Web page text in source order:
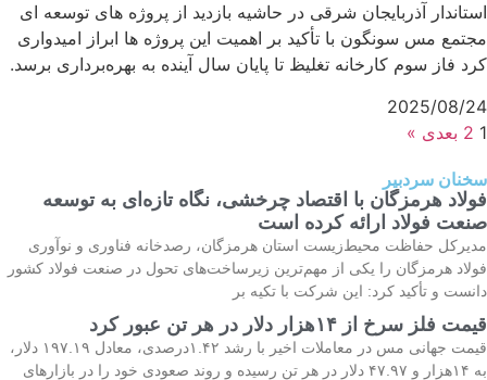
استاندار آذربایجان‌ شرقی در حاشیه بازدید از پروژه های توسعه ای
مجتمع مس سونگون با تأکید بر اهمیت این پروژه ها ابراز امیدواری
کرد فاز سوم کارخانه تغلیظ تا پایان سال آینده به بهره‌برداری برسد.
2025/08/24
1
2 بعدی »
سخنان سردبیر
فولاد هرمزگان با اقتصاد چرخشی، نگاه تازه‌ای به توسعه
صنعت فولاد ارائه کرده است
مدیرکل حفاظت محیط‌زیست استان هرمزگان، رصدخانه فناوری و نوآوری
فولاد هرمزگان را یکی از مهم‌ترین زیرساخت‌های تحول در صنعت فولاد کشور
دانست و تأکید کرد: این شرکت با تکیه بر
قیمت فلز سرخ از ۱۴هزار دلار در هر تن عبور کرد
قیمت جهانی مس در معاملات اخیر با رشد ۱.۴۲درصدی، معادل ۱۹۷.۱۹ دلار،
به ۱۴هزار و ۴۷.۹۷ دلار در هر تن رسیده و روند صعودی خود را در بازارهای